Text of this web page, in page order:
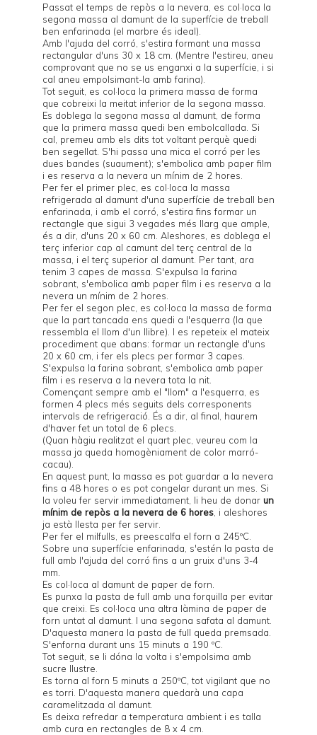
Passat el temps de repòs a la nevera, es col·loca la
segona massa al damunt de la superfície de treball
ben enfarinada (el marbre és ideal).
Amb l'ajuda del corró, s'estira formant una massa
rectangular d'uns 30 x 18 cm. (Mentre l'estireu, aneu
comprovant que no se us enganxi a la superfície, i si
cal aneu empolsimant-la amb farina).
Tot seguit, es col·loca la primera massa de forma
que cobreixi la meitat inferior de la segona massa.
Es doblega la segona massa al damunt, de forma
que la primera massa quedi ben embolcallada. Si
cal, premeu amb els dits tot voltant perquè quedi
ben segellat. S'hi passa una mica el corró per les
dues bandes (suaument); s'embolica amb paper film
i es reserva a la nevera un mínim de 2 hores.
Per fer el primer plec, es col·loca la massa
refrigerada al damunt d'una superfície de treball ben
enfarinada, i amb el corró, s'estira fins formar un
rectangle que sigui 3 vegades més llarg que ample,
és a dir, d'uns 20 x 60 cm. Aleshores, es doblega el
terç inferior cap al camunt del terç central de la
massa, i el terç superior al damunt. Per tant, ara
tenim 3 capes de massa. S'expulsa la farina
sobrant, s'embolica amb paper film i es reserva a la
nevera un mínim de 2 hores.
Per fer el segon plec, es col·loca la massa de forma
que la part tancada ens quedi a l'esquerra (la que
ressembla el llom d'un llibre). I es repeteix el mateix
procediment que abans: formar un rectangle d'uns
20 x 60 cm, i fer els plecs per formar 3 capes.
S'expulsa la farina sobrant, s'embolica amb paper
film i es reserva a la nevera tota la nit.
Començant sempre amb el "llom" a l'esquerra, es
formen 4 plecs més seguits dels corresponents
intervals de refrigeració. És a dir, al final, haurem
d'haver fet un total de 6 plecs.
(Quan hàgiu realitzat el quart plec, veureu com la
massa ja queda homogèniament de color marró-
cacau).
En aquest punt, la massa es pot guardar a la nevera
fins a 48 hores o es pot congelar durant un mes. Si
la voleu fer servir immediatament, li heu de donar un
mínim de repòs a la nevera de 6 hores , i aleshores
ja està llesta per fer servir.
Per fer el milfulls, es preescalfa el forn a 245ºC.
Sobre una superfície enfarinada, s'estén la pasta de
full amb l'ajuda del corró fins a un gruix d'uns 3-4
mm.
Es col·loca al damunt de paper de forn.
Es punxa la pasta de full amb una forquilla per evitar
que creixi. Es col·loca una altra làmina de paper de
forn untat al damunt. I una segona safata al damunt.
D'aquesta manera la pasta de full queda premsada.
S'enforna durant uns 15 minuts a 190 ºC.
Tot seguit, se li dóna la volta i s'empolsima amb
sucre llustre.
Es torna al forn 5 minuts a 250ºC, tot vigilant que no
es torri. D'aquesta manera quedarà una capa
caramelitzada al damunt.
Es deixa refredar a temperatura ambient i es talla
amb cura en rectangles de 8 x 4 cm.